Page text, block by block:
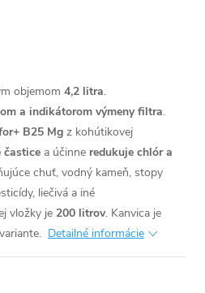
objemom 4,2 litra.
a indikátorom výmeny filtra.
B25 Mg z kohútikovej
častice a účinne redukuje chlór a
chuť, vodný kameň, stopy
liečivá a iné
vložky je 200 litrov. Kanvica je
variante. Detailné informácie